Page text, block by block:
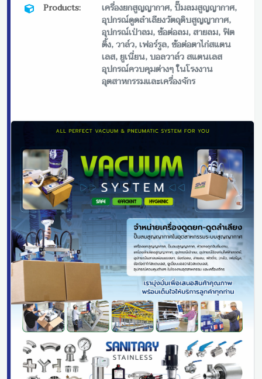
Products:
เครื่องยกสูญญากาศ, ปั๊มลมสูญญากาศ,
อุปกรณ์ดูดลำเลียงวัตถุดิบสูญญากาศ,
อุปกรณ์เป่าลม, ข้อต่อลม, สายลม, ฟิต
ติ้ง, วาล์ว, เฟอร์รูล, ข้อต่อตาไก่สแตน
เลส, ยูเนี่ยน, บอลวาล์ว สแตนเลส
อุปกรณ์ควบคุมต่างๆ ในโรงงาน
อุตสาหกรรมและเครื่องจักร